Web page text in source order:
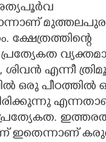
ക്ഷേത്രത്തിന്റെ
ശിവൻ എന്നീ
ഒരു പീഠത്തിൽ
ഇതെന്നാണ്